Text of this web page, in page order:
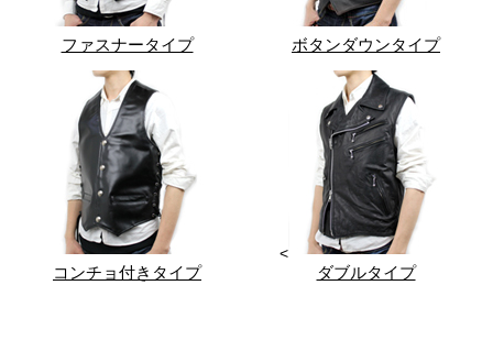
ファスナータイプ ボタンダウンタイプ
コンチョ付きタイプ
<
ダブルタイプ